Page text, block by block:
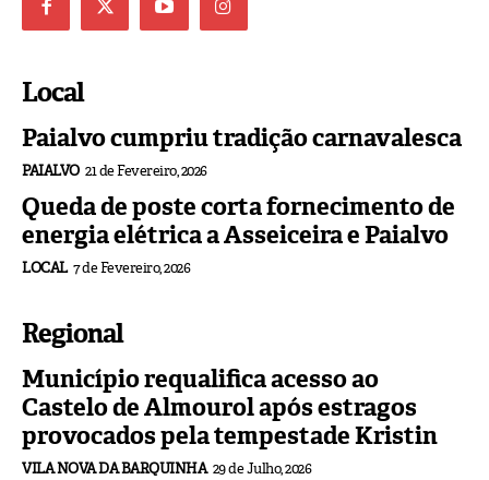
Local
Paialvo cumpriu tradição carnavalesca
PAIALVO 21 de Fevereiro, 2026
Queda de poste corta fornecimento de
energia elétrica a Asseiceira e Paialvo
LOCAL 7 de Fevereiro, 2026
Regional
Município requalifica acesso ao
Castelo de Almourol após estragos
provocados pela tempestade Kristin
VILA NOVA DA BARQUINHA 29 de Julho, 2026